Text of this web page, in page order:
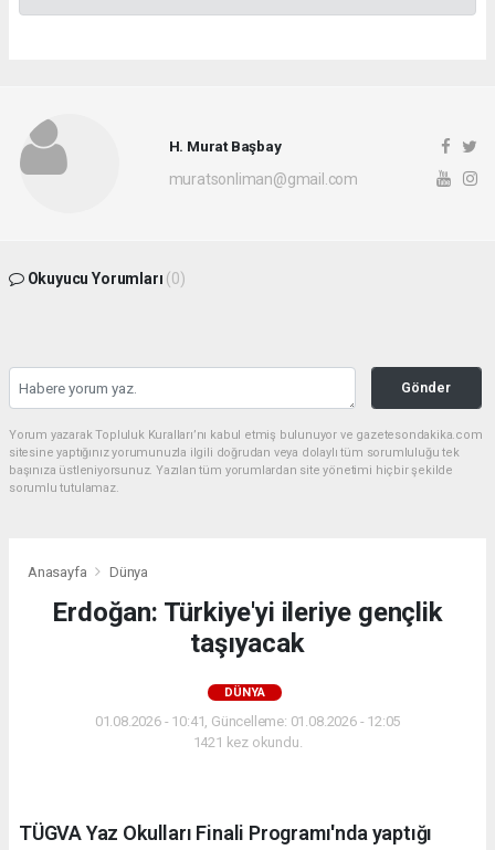
H. Murat Başbay
muratsonliman@gmail.com
Okuyucu Yorumları (0)
Gönder
Yorum yazarak Topluluk Kuralları’nı kabul etmiş bulunuyor ve gazetesondakika.com
sitesine yaptığınız yorumunuzla ilgili doğrudan veya dolaylı tüm sorumluluğu tek
başınıza üstleniyorsunuz. Yazılan tüm yorumlardan site yönetimi hiçbir şekilde
sorumlu tutulamaz.
Anasayfa Dünya
Erdoğan: Türkiye'yi ileriye gençlik
taşıyacak
DÜNYA
01.08.2026 - 10:41, Güncelleme: 01.08.2026 - 12:05
1421 kez okundu.
TÜGVA Yaz Okulları Finali Programı'nda yaptığı